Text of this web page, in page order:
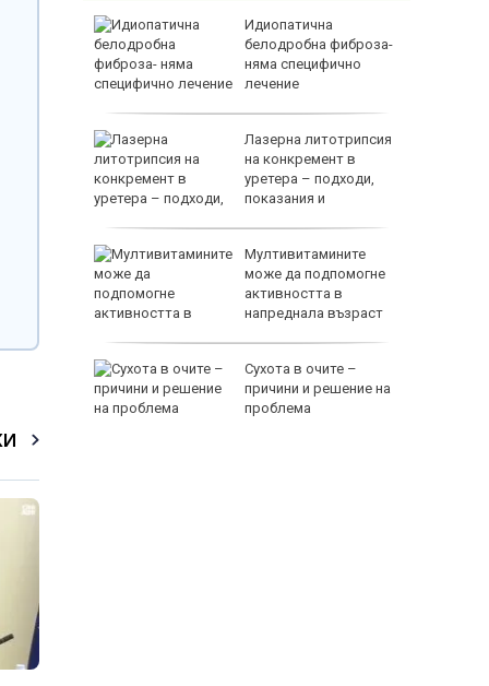
Идиопатична
белодробна фиброза-
няма специфично
лечение
Лазерна литотрипсия
на конкремент в
уретера – подходи,
показания и
Мултивитамините
може да подпомогне
активността в
напреднала възраст
Сухота в очите –
причини и решение на
проблема